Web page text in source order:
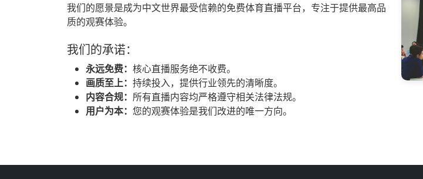
我们的愿景是成为中文世界最受信赖的免费体育直播平台，专注于提供最高品
质的观赛体验。
我们的承诺：
永远免费： 核心直播服务绝不收费。
画质至上： 持续投入，提供行业领先的清晰度。
内容合规： 所有直播内容均严格遵守相关法律法规。
用户为本： 您的观赛体验是我们改进的唯一方向。